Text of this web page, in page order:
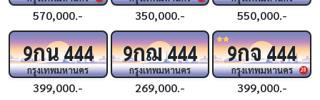
570,000.- 350,000.- 550,000.-
9กน444
กรุงเทพมหานคร
399,000.-
9กฌ444
กรุงเทพมหานคร
269,000.-
28
9กจ444
กรุงเทพมหานคร
399,000.-